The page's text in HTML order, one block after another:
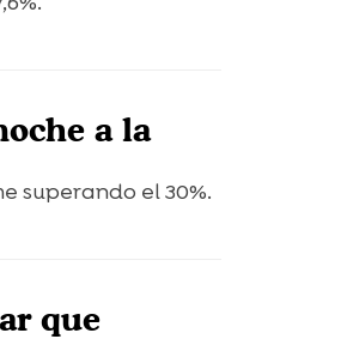
a la
superando el 30%.
que